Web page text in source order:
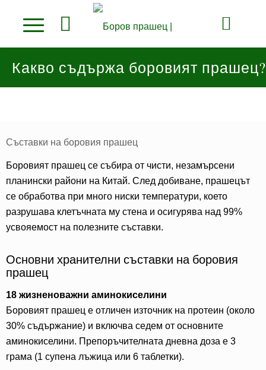
Какво съдържа боровият прашец?
Съставки на боровия прашец
Боровият прашец се събира от чисти, незамърсени
планински райони на Китай. След добиване, прашецът
се обработва при много ниски температури, което
разрушава клетъчната му стена и осигурява над 99%
усвояемост на полезните съставки.
Основни хранителни съставки на боровия
прашец
18 жизненоважни аминокиселини
Боровият прашец е отличен източник на протеин (около
30% съдържание) и включва седем от основните
аминокиселини. Препоръчителната дневна доза е 3
грама (1 супена лъжица или 6 таблетки).